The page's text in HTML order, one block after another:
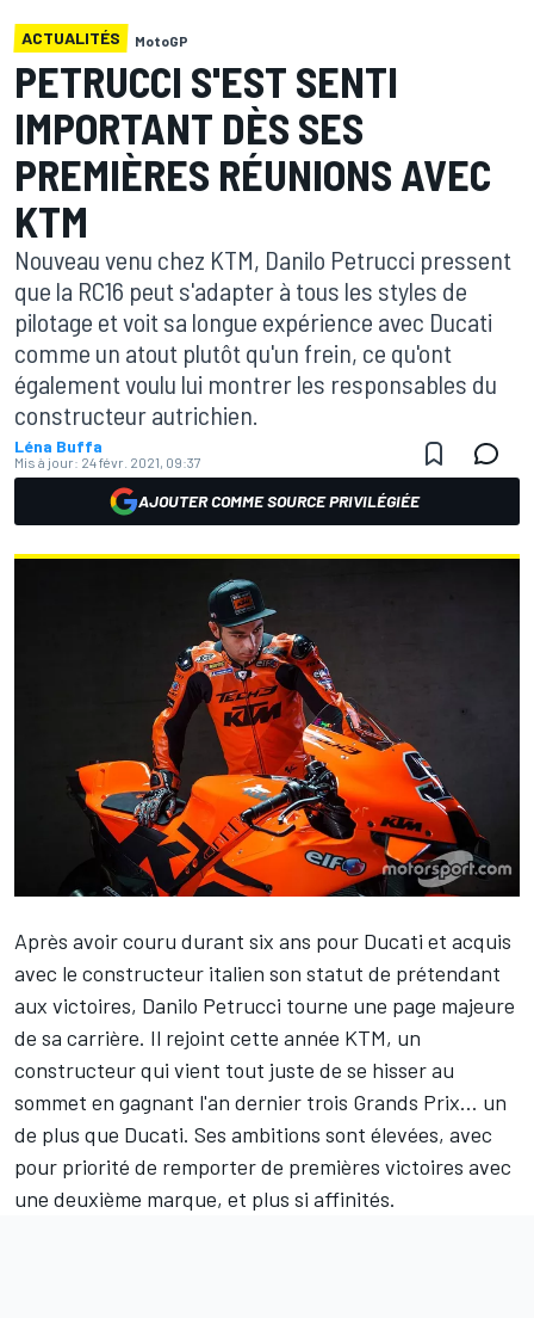
ACTUALITÉS MotoGP
PETRUCCI S'EST SENTI
IMPORTANT DÈS SES
PREMIÈRES RÉUNIONS AVEC
KTM
Nouveau venu chez KTM, Danilo Petrucci pressent
que la RC16 peut s'adapter à tous les styles de
pilotage et voit sa longue expérience avec Ducati
comme un atout plutôt qu'un frein, ce qu'ont
également voulu lui montrer les responsables du
constructeur autrichien.
Léna Buffa
Mis à jour: 24 févr. 2021, 09:37
AJOUTER COMME SOURCE PRIVILÉGIÉE
Après avoir couru durant six ans pour Ducati et acquis
avec le constructeur italien son statut de prétendant
aux victoires, Danilo Petrucci tourne une page majeure
de sa carrière. Il rejoint cette année KTM, un
constructeur qui vient tout juste de se hisser au
sommet en gagnant l'an dernier trois Grands Prix… un
de plus que Ducati. Ses ambitions sont élevées, avec
pour priorité de remporter de premières victoires avec
une deuxième marque, et plus si affinités.